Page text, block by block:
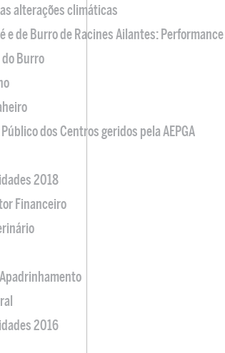
alterações climáticas
e de Burro de Racines Ailantes:
do Burro
dos Centros geridos pela AEPGA
2018
Financeiro
2016